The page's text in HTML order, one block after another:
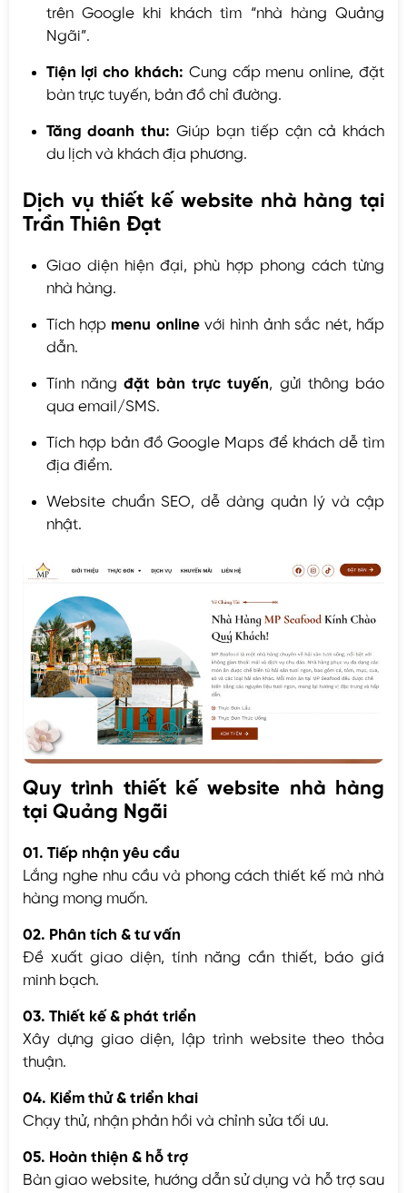
trên Google khi khách tìm “nhà hàng Quảng
Ngãi”.
Tiện lợi cho khách: Cung cấp menu online, đặt
bàn trực tuyến, bản đồ chỉ đường.
Tăng doanh thu: Giúp bạn tiếp cận cả khách
du lịch và khách địa phương.
Dịch vụ thiết kế website nhà hàng tại
Trần Thiên Đạt
Giao diện hiện đại, phù hợp phong cách từng
nhà hàng.
Tích hợp menu onlinevới hình ảnh sắc nét, hấp
dẫn.
Tính năng đặt bàn trực tuyến, gửi thông báo
qua email/SMS.
Tích hợp bản đồ Google Maps để khách dễ tìm
địa điểm.
Website chuẩn SEO, dễ dàng quản lý và cập
nhật.
Quy trình thiết kế website nhà hàng
tại Quảng Ngãi
01. Tiếp nhận yêu cầu
Lắng nghe nhu cầu và phong cách thiết kế mà nhà
hàng mong muốn.
02. Phân tích & tư vấn
Đề xuất giao diện, tính năng cần thiết, báo giá
minh bạch.
03. Thiết kế & phát triển
Xây dựng giao diện, lập trình website theo thỏa
thuận.
04. Kiểm thử & triển khai
Chạy thử, nhận phản hồi và chỉnh sửa tối ưu.
05. Hoàn thiện & hỗ trợ
Bàn giao website, hướng dẫn sử dụng và hỗ trợ sau